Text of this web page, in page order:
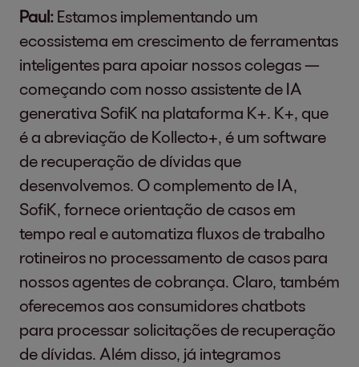
Paul: Estamos implementando um
ecossistema em crescimento de ferramentas
inteligentes para apoiar nossos colegas —
começando com nosso assistente de IA
generativa SofiK na plataforma K+. K+, que
é a abreviação de Kollecto+, é um software
de recuperação de dívidas que
desenvolvemos. O complemento de IA,
SofiK, fornece orientação de casos em
tempo real e automatiza fluxos de trabalho
rotineiros no processamento de casos para
nossos agentes de cobrança. Claro, também
oferecemos aos consumidores chatbots
para processar solicitações de recuperação
de dívidas. Além disso, já integramos